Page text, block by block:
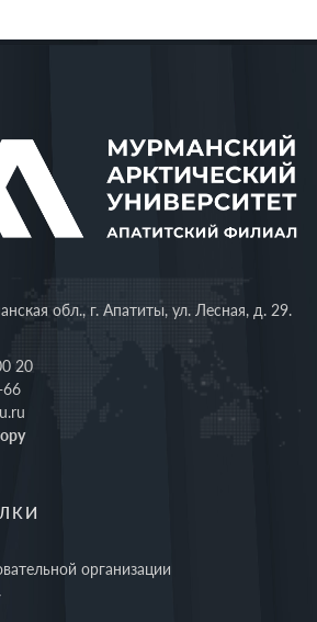
обл., г. Апатиты, ул. Лесная, д. 29.
20
66
организации